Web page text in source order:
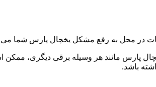
در محل به رفع مشکل یخچال پارس شما می
پارس مانند هر وسیله برقی دیگری، ممکن
باشد.